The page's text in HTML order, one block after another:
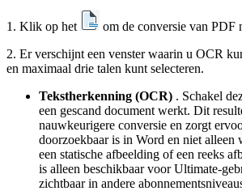
1. Klik op het
om de conversie van PDF
2. Er verschijnt een venster waarin u OCR
en maximaal drie talen kunt selecteren.
Tekstherkenning (OCR) . Schakel
een gescand document werkt. Dit
nauwkeurigere conversie en zorgt
doorzoekbaar is in Word en niet alleen
een statische afbeelding of een reeks
is alleen beschikbaar voor Ultimate-
zichtbaar in andere